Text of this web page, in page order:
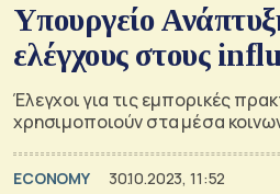
Υπουργείο
ελέγχους στους
Έλεγχοι για τις εμπορικές
χρησιμοποιούν στα μέσα
ECONOMY 30.10.2023, 11:52